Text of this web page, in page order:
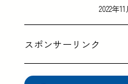
2022年
スポンサーリンク